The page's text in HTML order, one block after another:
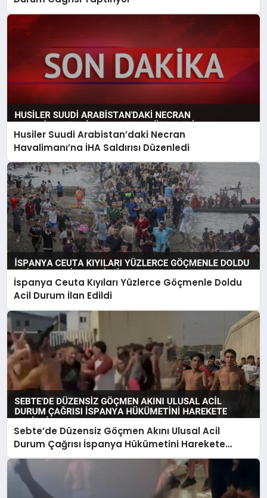
Husiler Suudi Arabistan’daki Necran
Havalimanı’na İHA Saldırısı Düzenledi
İspanya Ceuta Kıyıları Yüzlerce Göçmenle Doldu
Acil Durum İlan Edildi
Sebte’de Düzensiz Göçmen Akını Ulusal Acil
Durum Çağrısı İspanya Hükümetini Harekete
Geçirdi